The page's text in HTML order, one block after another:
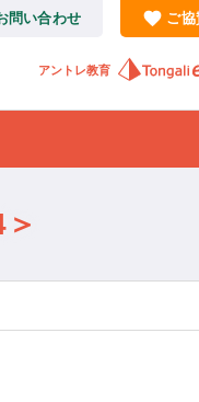
問い合わせ ご協
アントレ教育